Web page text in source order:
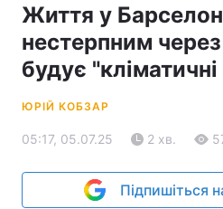
Життя у
нестерпним
будує
ЮРІЙ КОБЗАР
05:17, 05.07.25 2 хв.
Підпишіться